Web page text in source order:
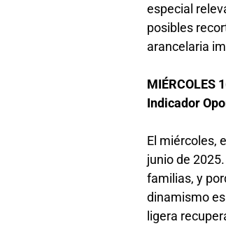
especial
posibles
arancelaria
MIÉRCOLES
Indicador
El miércoles,
junio de
familias, y
dinamismo
ligera